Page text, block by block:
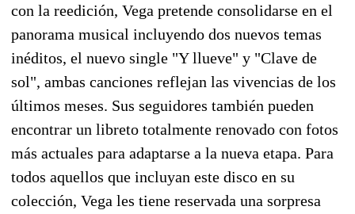
con la reedición, Vega pretende consolidarse en el
panorama musical incluyendo dos nuevos temas
inéditos, el nuevo single "Y llueve" y "Clave de
sol", ambas canciones reflejan las vivencias de los
últimos meses. Sus seguidores también pueden
encontrar un libreto totalmente renovado con fotos
más actuales para adaptarse a la nueva etapa. Para
todos aquellos que incluyan este disco en su
colección, Vega les tiene reservada una sorpresa